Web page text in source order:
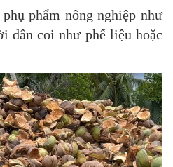
phẩm nông nghiệp như
dân coi như phế liệu hoặc